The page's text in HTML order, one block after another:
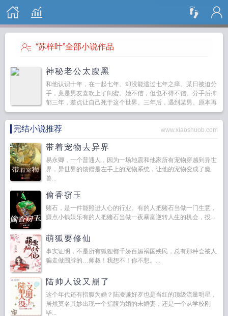
搜 索
“苏梓叶”全部小说作品
神秘老公太腹黑
和他认识十年，在一起七年。却没能逃过七年之痒。某日被迫分
手，竟是男友喜欢上了闺蜜。她不信，但也不得不信。分手后抑
郁三年，差点让自己死于这个世界。三年后，遇到某男。原本再
也不相信爱情的她，却被某男撩得脸红心跳。原本以为，某男就
是自己的...
完结小说推荐 www.xiaoshuob.com
带着宠物去异界
易永卿，一个普通人，因为一场地震和他家所有宠物穿越到异世
界，异世界的馈赠是左手上的宠物系统，让他的宠物变成了魔
兽...
偷香窃玉
赌石，是一件能照进人心的行业。有的人把赌石当做一门生意，
赚点小钱娱乐有的人把赌石当做一夜暴富逆转人生的机会，投...
萌狐要修仙
事实证明，不是所有狐狸都千娇百媚祸国殃民，总有那种会被人
骗走做围脖的…师叔！我想不！你不想。...
陆帅人设又崩了
这个年代还有指腹为婚？陆凌谦好歹也是当红的顶级流量明星，
居然莫名其妙出现一个指腹为婚的未婚妻，还是一个从学校刚
毕...